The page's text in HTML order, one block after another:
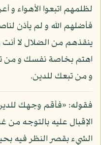
لظلمهم اتبعوا الأهواء
فأضلهم الله و لم يأذن
ينقذهم من الضلال لا
اهتم بخاصة نفسك و من
و من تبعك للدين.
فقوله: «فأقم وجهك
الإقبال عليه بالتوجه
الشيء بقصر النظر فيه